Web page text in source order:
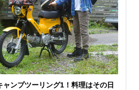
ンプツーリング1！料理はその日